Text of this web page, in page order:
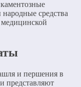
средства
медицинской
и першения в
представляют